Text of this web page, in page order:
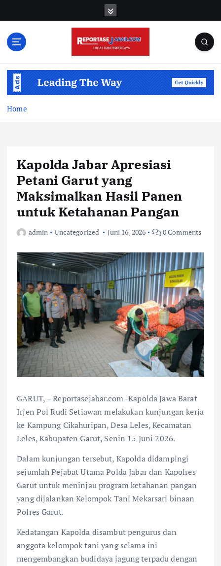
Home
Kapolda Jabar Apresiasi
Petani Garut yang
Maksimalkan Hasil Panen
untuk Ketahanan Pangan
admin Uncategorized Juni 16, 2026 0 Comments
GARUT, – Reportasejabar.com -Kapolda Jawa Barat
Irjen Pol Rudi Setiawan melakukan kunjungan kerja
ke Kampung Cikahuripan, Desa Leles, Kecamatan
Leles, Kabupaten Garut, Senin 15 Juni 2026.
Dalam kunjungan tersebut, Kapolda didampingi
sejumlah Pejabat Utama Polda Jabar dan Kapolres
Garut untuk meninjau program ketahanan pangan
yang dijalankan Kelompok Tani Mekarsari binaan
Polres Garut.
Kedatangan Kapolda disambut pengurus dan
anggota kelompok tani yang selama ini
mengembangkan budidaya jagung terpadu dengan